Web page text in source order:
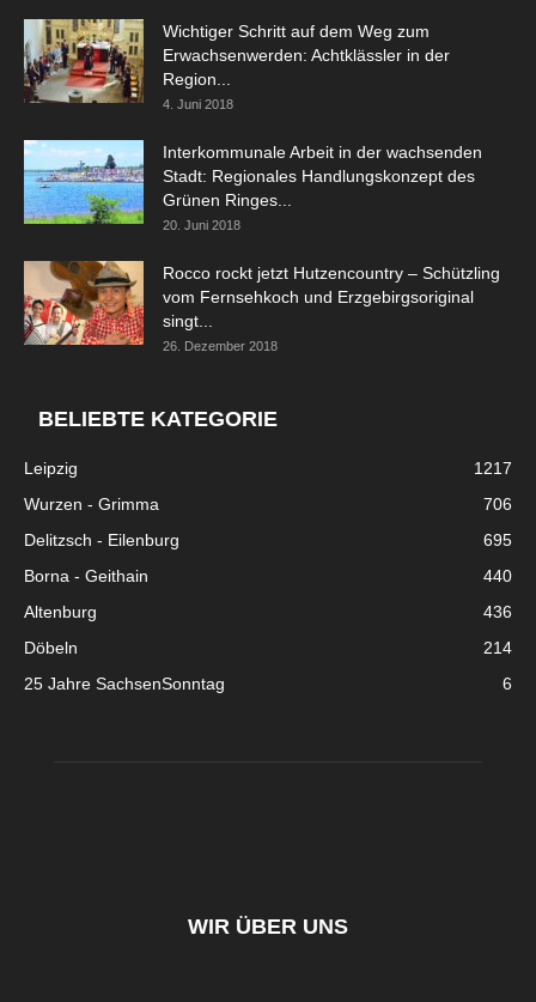
Wichtiger Schritt auf dem Weg zum
Erwachsenwerden: Achtklässler in der
Region...
4. Juni 2018
Interkommunale Arbeit in der wachsenden
Stadt: Regionales Handlungskonzept des
Grünen Ringes...
20. Juni 2018
Rocco rockt jetzt Hutzencountry – Schützling
vom Fernsehkoch und Erzgebirgsoriginal
singt...
26. Dezember 2018
BELIEBTE KATEGORIE
Leipzig
1217
Wurzen - Grimma
706
Delitzsch - Eilenburg
695
Borna - Geithain
440
Altenburg
436
Döbeln
214
25 Jahre SachsenSonntag
6
WIR ÜBER UNS